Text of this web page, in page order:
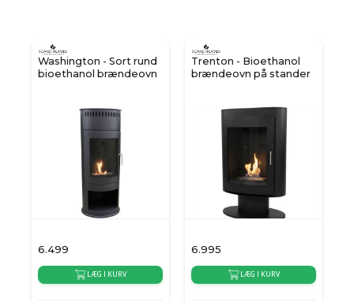
Washington - Sort rund
bioethanol brændeovn
6.499
LÆG I KURV
Trenton - Bioethanol
brændeovn på stander
6.995
LÆG I KURV